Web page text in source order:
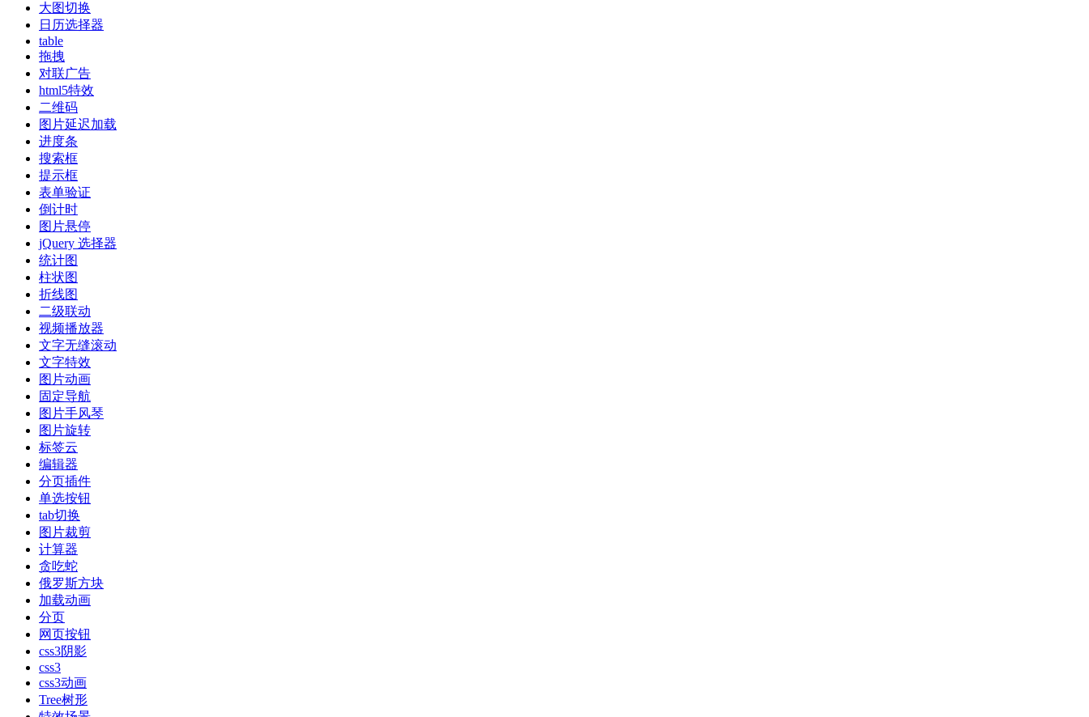
大图切换
日历选择器
table
拖拽
对联广告
html5特效
二维码
图片延迟加载
进度条
搜索框
提示框
表单验证
倒计时
图片悬停
jQuery 选择器
统计图
柱状图
折线图
二级联动
视频播放器
文字无缝滚动
文字特效
图片动画
固定导航
图片手风琴
图片旋转
标签云
编辑器
分页插件
单选按钮
tab切换
图片裁剪
计算器
贪吃蛇
俄罗斯方块
加载动画
分页
网页按钮
css3阴影
css3
css3动画
Tree树形